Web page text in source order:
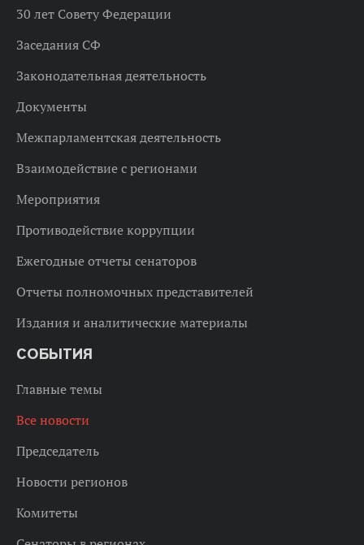
30 лет Совету Федерации
Заседания СФ
Законодательная деятельность
Документы
Межпарламентская деятельность
Взаимодействие с регионами
Мероприятия
Противодействие коррупции
Ежегодные отчеты сенаторов
Отчеты полномочных представителей
Издания и аналитические материалы
СОБЫТИЯ
Главные темы
Все новости
Председатель
Новости регионов
Комитеты